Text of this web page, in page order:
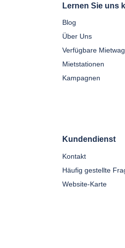
Lernen Sie uns
Blog
Über Uns
Verfügbare
Mietstationen
Kampagnen
Kundendienst
Kontakt
Häufig gestellte
Website-Karte